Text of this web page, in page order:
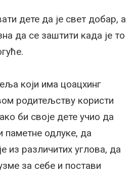
дете да је свет добар, а
да се заштити када је то
који има цоацхинг
родитељству користи
би своје дете учио да
паметне одлуке, да
из различитих углова, да
за себе и постави